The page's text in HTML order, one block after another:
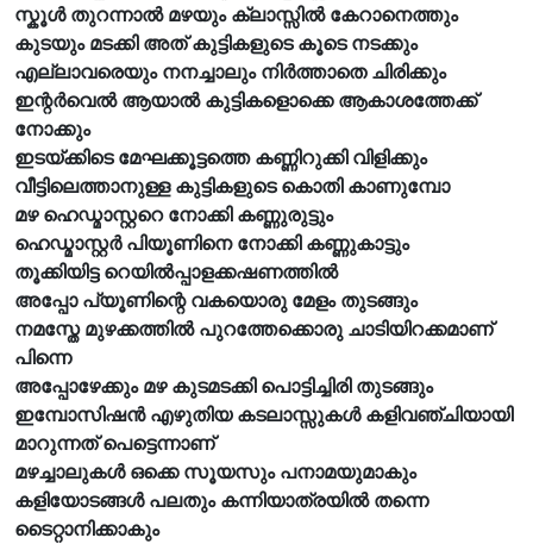
സ്കൂൾ തുറന്നാൽ മഴയും ക്ലാസ്സിൽ കേറാനെത്തും
കുടയും മടക്കി അത് കുട്ടികളുടെ കൂടെ നടക്കും
എല്ലാവരെയും നനച്ചാലും നിർത്താതെ ചിരിക്കും
ഇന്റർവെൽ ആയാൽ കുട്ടികളൊക്കെ ആകാശത്തേക്ക്
നോക്കും
ഇടയ്ക്കിടെ മേഘക്കൂട്ടത്തെ കണ്ണിറുക്കി വിളിക്കും
വീട്ടിലെത്താനുള്ള കുട്ടികളുടെ കൊതി കാണുമ്പോ
മഴ ഹെഡ്മാസ്റ്ററെ നോക്കി കണ്ണുരുട്ടും
ഹെഡ്മാസ്റ്റർ പിയൂണിനെ നോക്കി കണ്ണുകാട്ടും
തൂക്കിയിട്ട റെയിൽപ്പാളക്കഷണത്തിൽ
അപ്പോ പ്യൂണിന്റെ വകയൊരു മേളം തുടങ്ങും
നമസ്തേ മുഴക്കത്തിൽ പുറത്തേക്കൊരു ചാടിയിറക്കമാണ്
പിന്നെ
അപ്പോഴേക്കും മഴ കുടമടക്കി പൊട്ടിച്ചിരി തുടങ്ങും
ഇമ്പോസിഷൻ എഴുതിയ കടലാസ്സുകൾ കളിവഞ്ചിയായി
മാറുന്നത് പെട്ടെന്നാണ്
മഴച്ചാലുകൾ ഒക്കെ സൂയസും പനാമയുമാകും
കളിയോടങ്ങൾ പലതും കന്നിയാത്രയിൽ തന്നെ
ടൈറ്റാനിക്കാകും